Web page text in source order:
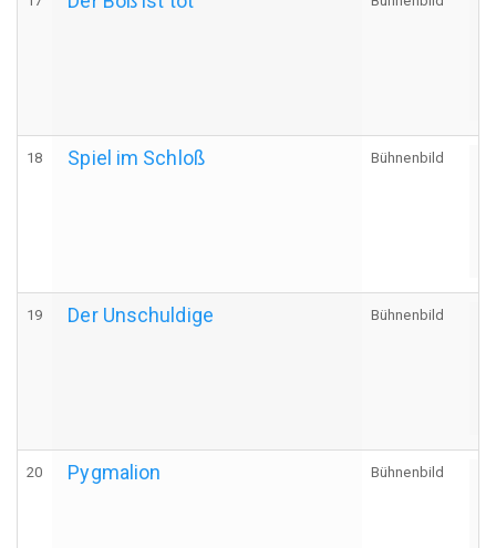
18 Spiel im Schloß Bühnenbild
19 Der Unschuldige Bühnenbild
20 Pygmalion Bühnenbild